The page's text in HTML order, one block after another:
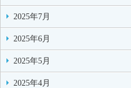
2025年7月
2025年6月
2025年5月
2025年4月